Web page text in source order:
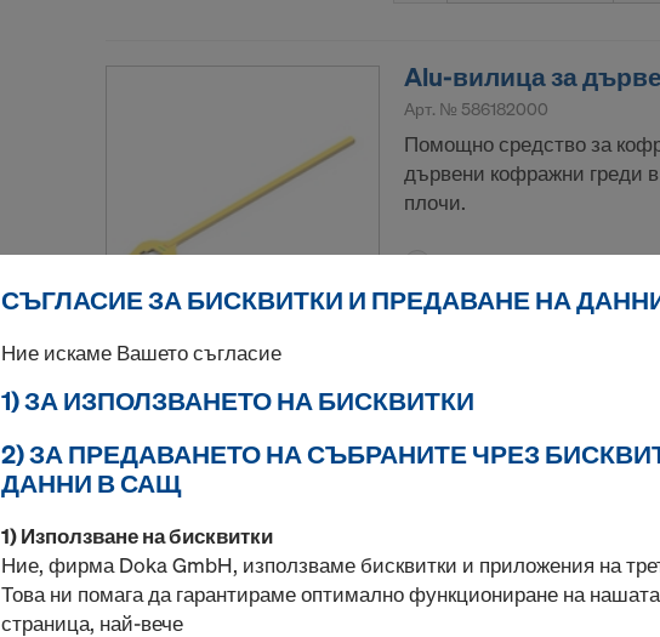
Alu-вилица за
Арт. № 586182000
Помощно средство за
дървени кофражни греди
плочи.
Универсална
Опора за странично
СЪГЛАСИЕ ЗА БИСКВИТКИ И ПРЕДАВАНЕ НА
Ние искаме Вашето съгласие
1) ЗА ИЗПОЛЗВАНЕТО НА БИСКВИТКИ
2) ЗА ПРЕДАВАНЕТО НА СЪБРАНИТЕ ЧРЕЗ
ДАННИ В САЩ
1) Използване на бисквитки
Ние, фирма Doka GmbH, използваме бисквитки и приложения на
Това ни помага да гарантираме оптимално функциониране на
страница, най-вече